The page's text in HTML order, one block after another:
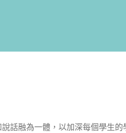
話融為一體，以加深每個學生的